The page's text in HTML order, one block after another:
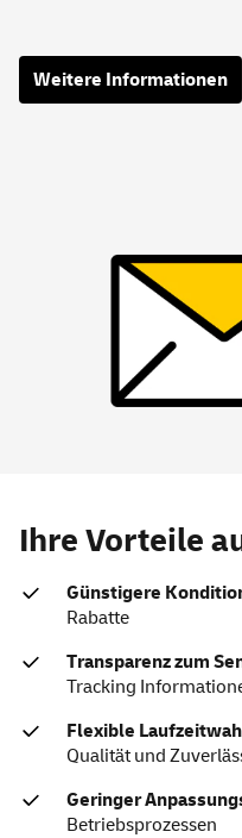
Weitere Informationen
Ihre Vorteile
Günstigere
Rabatte
Transparenz zum
Tracking
Flexible
Qualität und
Geringer
Betriebsprozessen